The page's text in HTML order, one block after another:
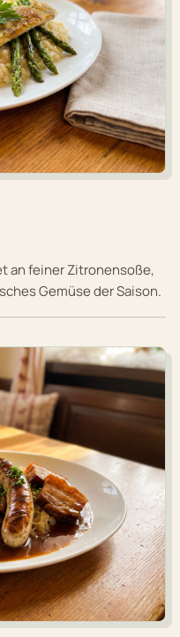
an feiner Zitronensoße,
Gemüse der Saison.